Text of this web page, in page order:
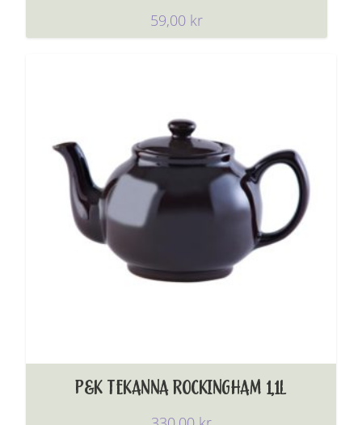
59,00 kr
P&K TEKANNA ROCKINGHAM 1,1L